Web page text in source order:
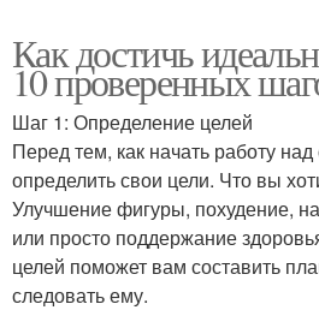
Как достичь
10 проверенных
Шаг 1: Определение целей
Перед тем, как начать работу
определить свои цели. Что вы
Улучшение фигуры, похудение,
или просто поддержание
целей поможет вам составить
следовать ему.